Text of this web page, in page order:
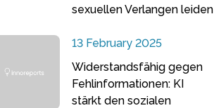
sexuellen Verlangen leiden
13 February 2025
Widerstandsfähig gegen
Fehlinformationen: KI
stärkt den sozialen